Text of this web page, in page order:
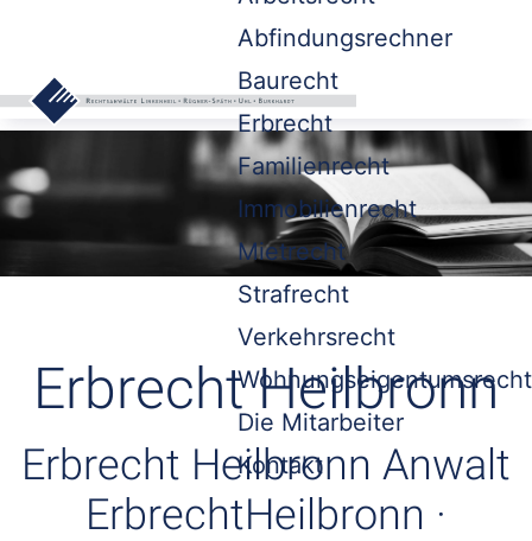
Abfindungsrechner
Baurecht
Erbrecht
Familienrecht
Immobilienrecht
Mietrecht
Strafrecht
Verkehrsrecht
Wohnungseigentumsrecht
Die Mitarbeiter
Kontakt
Erbrecht Heilbronn
Erbrecht Heilbronn Anwalt
ErbrechtHeilbronn ·